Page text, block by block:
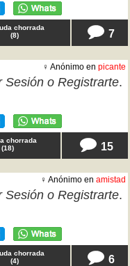
chorrada
(8) 7
♀ Anónimo en picante
Sesión o Registrarte.
chorrada
(18) 15
♀ Anónimo en amistad
Sesión o Registrarte.
chorrada
(4) 6